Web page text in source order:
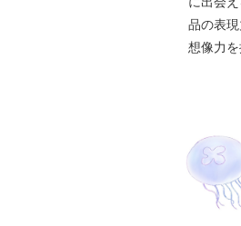
品の表
想像力を